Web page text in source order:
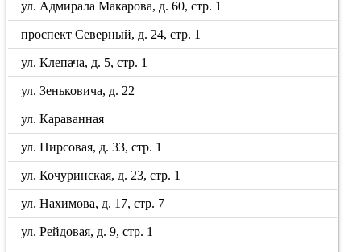
ул. Адмирала Макарова, д. 60, стр. 1
проспект Северный, д. 24, стр. 1
ул. Клепача, д. 5, стр. 1
ул. Зеньковича, д. 22
ул. Караванная
ул. Пирсовая, д. 33, стр. 1
ул. Кочуринская, д. 23, стр. 1
ул. Нахимова, д. 17, стр. 7
ул. Рейдовая, д. 9, стр. 1